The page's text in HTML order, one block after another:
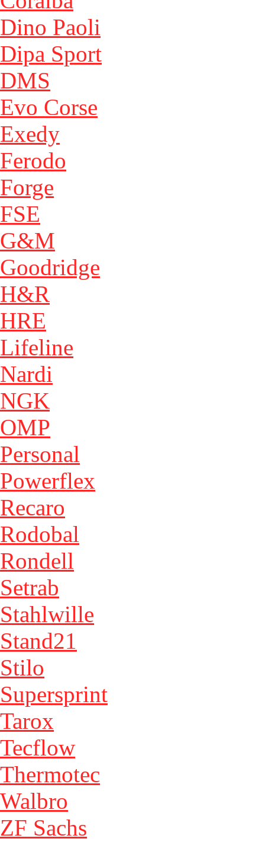
Dino Paoli
Dipa Sport
DMS
Evo Corse
Exedy
Ferodo
Forge
FSE
G&M
Goodridge
H&R
HRE
Lifeline
Nardi
NGK
OMP
Personal
Powerflex
Recaro
Rodobal
Rondell
Setrab
Stahlwille
Stand21
Stilo
Supersprint
Tarox
Tecflow
Thermotec
Walbro
ZF Sachs